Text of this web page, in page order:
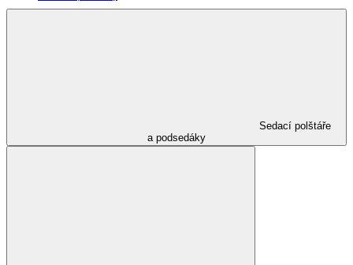
Sedací polštáře
a podsedáky